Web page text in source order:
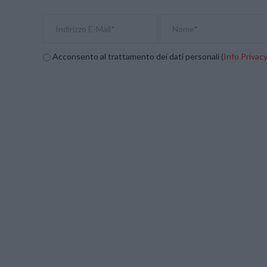
Acconsento al trattamento dei dati personali (Info Privacy